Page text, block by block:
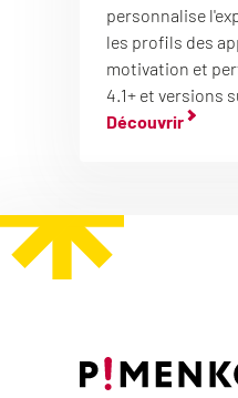
personnalise
les profils des
motivation et
4.1+ et versions
Découvrir